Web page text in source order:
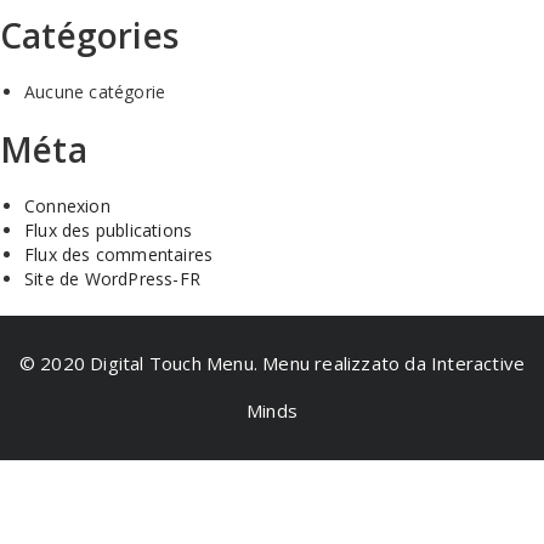
Catégories
Aucune catégorie
Méta
Connexion
Flux des publications
Flux des commentaires
Site de WordPress-FR
© 2020 Digital Touch Menu. Menu realizzato da Interactive
Minds